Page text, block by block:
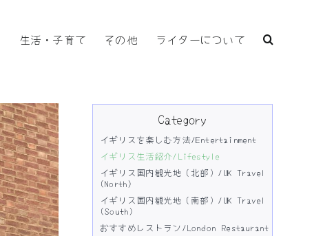
生活・子育て その他 ライターについて
Category
イギリスを楽しむ方法/Entertainment
イギリス生活紹介/Lifestyle
イギリス国内観光地（北部）/UK Travel
(North)
イギリス国内観光地（南部）/UK Travel
(South)
おすすめレストラン/London Restaurant